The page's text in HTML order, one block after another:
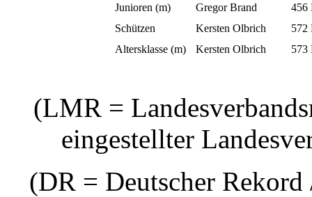
Junioren (m) Gregor Brand
456
Schützen
Kersten Olbrich
572
Altersklasse (m)
Kersten Olbrich 573
(LMR =
eingestellter
(DR = Deutscher